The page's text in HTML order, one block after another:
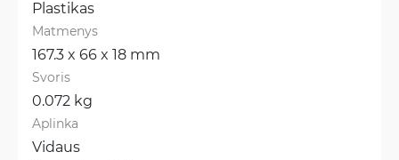
Plastikas
Matmenys
167.3 x 66 x 18 mm
Svoris
0.072 kg
Aplinka
Vidaus